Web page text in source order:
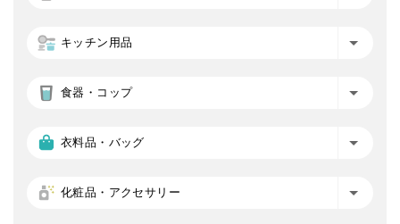
キッチン用品
食器・コップ
衣料品・バッグ
化粧品・アクセサリー